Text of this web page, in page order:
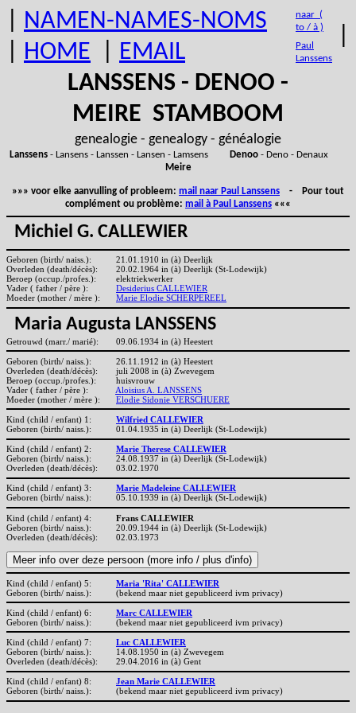
NAMEN-NAMES-NOMS
HOME EMAIL
naar (
to / à )
Paul
Lanssens
LANSSENS - DENOO -
MEIRE STAMBOOM
genealogie - genealogy - généalogie
Lanssens- Lansens - Lanssen - Lansen - Lamsens Denoo- Deno - Denaux
Meire
»»» voor elke aanvulling of probleem: mail naar Paul Lanssens - Pour tout
complément ou problème: mail à Paul Lanssens «««
Michiel G. CALLEWIER
Geboren (birth/ naiss.):
21.01.1910 in (à) Deerlijk
Overleden (death/décès):
20.02.1964 in (à) Deerlijk (St-Lodewijk)
Beroep (occup./profes.):
elektriekwerker
Vader ( father / père ):
Desiderius CALLEWIER
Moeder (mother / mère ):
Marie Elodie SCHERPEREEL
Maria Augusta LANSSENS
Getrouwd (marr./ marié): 09.06.1934 in (à) Heestert
Geboren (birth/ naiss.):
26.11.1912 in (à) Heestert
Overleden (death/décès):
juli 2008 in (à) Zwevegem
Beroep (occup./profes.):
huisvrouw
Vader ( father / père ):
Aloisius A. LANSSENS
Moeder (mother / mère ):
Elodie Sidonie VERSCHUERE
Kind (child / enfant) 1:
Wilfried CALLEWIER
Geboren (birth/ naiss.):
01.04.1935 in (à) Deerlijk (St-Lodewijk)
Kind (child / enfant) 2:
Marie Therese CALLEWIER
Geboren (birth/ naiss.):
24.08.1937 in (à) Deerlijk (St-Lodewijk)
Overleden (death/décès):
03.02.1970
Kind (child / enfant) 3:
Marie Madeleine CALLEWIER
Geboren (birth/ naiss.):
05.10.1939 in (à) Deerlijk (St-Lodewijk)
Kind (child / enfant) 4:
Frans CALLEWIER
Geboren (birth/ naiss.):
20.09.1944 in (à) Deerlijk (St-Lodewijk)
Overleden (death/décès):
02.03.1973
Kind (child / enfant) 5:
Maria 'Rita' CALLEWIER
Geboren (birth/ naiss.):
(bekend maar niet gepubliceerd ivm privacy)
Kind (child / enfant) 6:
Marc CALLEWIER
Geboren (birth/ naiss.):
(bekend maar niet gepubliceerd ivm privacy)
Kind (child / enfant) 7:
Luc CALLEWIER
Geboren (birth/ naiss.):
14.08.1950 in (à) Zwevegem
Overleden (death/décès):
29.04.2016 in (à) Gent
Kind (child / enfant) 8:
Jean Marie CALLEWIER
Geboren (birth/ naiss.):
(bekend maar niet gepubliceerd ivm privacy)